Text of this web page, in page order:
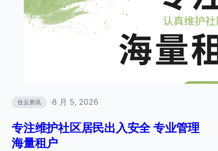
住云资讯 ·8 月 5, 2026
专注维护社区居民出入安全 专业管理
海量租户